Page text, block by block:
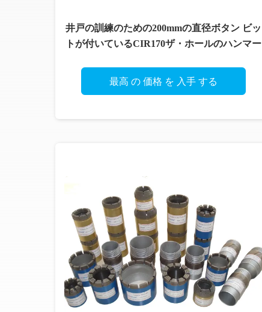
井戸の訓練のための200mmの直径ボタン ビッ
トが付いているCIR170ザ・ホールのハンマー
最高 の 価格 を 入手 する